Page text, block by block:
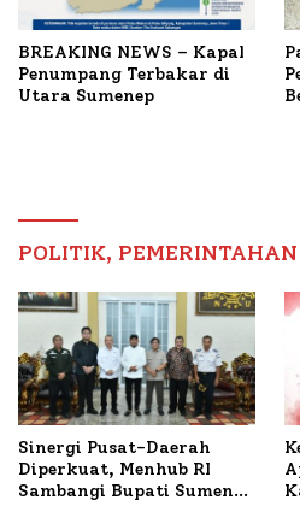
BREAKING NEWS – Kapal
Penumpang Terbakar di
Utara Sumenep
POLITIK,
Sinergi Pusat-Daerah
Diperkuat, Menhub RI
Sambangi Bupati Sumenep